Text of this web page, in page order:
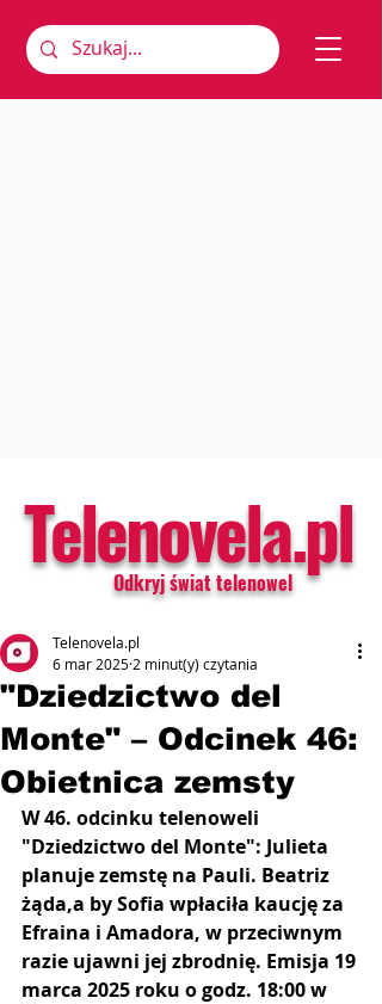
Telenovela.pl
Odkryj świat telenowel
"Dziedzictwo del
Monte" – Odcinek 46:
Obietnica zemsty
Telenovela.pl
6 mar 2025 2 minut(y) czytania
W 46. odcinku telenoweli
"Dziedzictwo del Monte": Julieta
planuje zemstę na Pauli. Beatriz
żąda,a by Sofia wpłaciła kaucję za
Efraina i Amadora, w przeciwnym
razie ujawni jej zbrodnię. Emisja 19
marca 2025 roku o godz. 18:00 w